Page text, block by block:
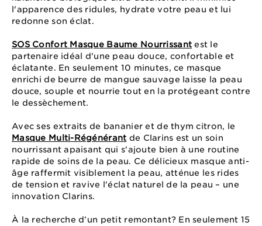
l'apparence des ridules, hydrate votre peau et lui
redonne son éclat.
SOS Confort Masque Baume Nourrissant est le
partenaire idéal d'une peau douce, confortable et
éclatante. En seulement 10 minutes, ce masque
enrichi de beurre de mangue sauvage laisse la peau
douce, souple et nourrie tout en la protégeant contre
le dessèchement.
Avec ses extraits de bananier et de thym citron, le
Masque Multi-Régénérant de Clarins est un soin
nourrissant apaisant qui s'ajoute bien à une routine
rapide de soins de la peau. Ce délicieux masque anti-
âge raffermit visiblement la peau, atténue les rides
de tension et ravive l'éclat naturel de la peau – une
innovation Clarins.
À la recherche d’un petit remontant? En seulement 15